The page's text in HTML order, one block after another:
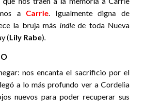
a Carrie . Igualmente digna de
la bruja más indiede toda Nueva
(Lily Rabe).
nos encanta el sacrificio por el
a lo más profundo ver a Cordelia
nuevos para poder recuperar sus